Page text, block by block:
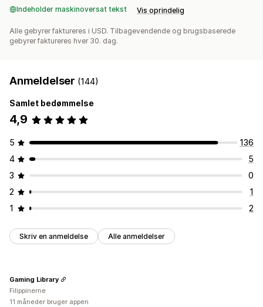
Indeholder maskinoversat tekst Vis oprindelig
Alle gebyrer faktureres i USD. Tilbagevendende og brugsbaserede
gebyrer faktureres hver 30. dag.
Anmeldelser (144)
Samlet bedømmelse
4,9
5
136
4
5
3
0
2
1
1
2
Skriv en anmeldelse Alle anmeldelser
Gaming Library
Filippinerne
11 måneder bruger appen